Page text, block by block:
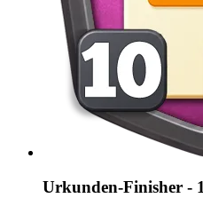
Urkunden-Finisher -